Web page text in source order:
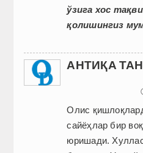
ўзига хос
қолишингиз
АНТИҚА
Олис
сайёҳлар бир
юришади.